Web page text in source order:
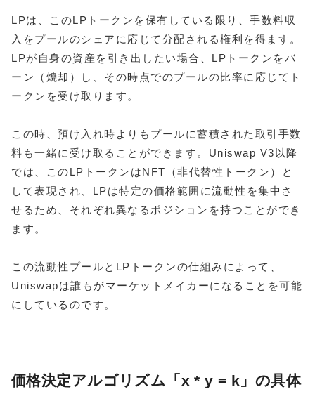
LPは、このLPトークンを保有している限り、手数料収
入をプールのシェアに応じて分配される権利を得ます。
LPが自身の資産を引き出したい場合、LPトークンをバ
ーン（焼却）し、その時点でのプールの比率に応じてト
ークンを受け取ります。
この時、預け入れ時よりもプールに蓄積された取引手数
料も一緒に受け取ることができます。Uniswap V3以降
では、このLPトークンはNFT（非代替性トークン）と
して表現され、LPは特定の価格範囲に流動性を集中さ
せるため、それぞれ異なるポジションを持つことができ
ます。
この流動性プールとLPトークンの仕組みによって、
Uniswapは誰もがマーケットメイカーになることを可能
にしているのです。
価格決定アルゴリズム「x * y = k」の具体